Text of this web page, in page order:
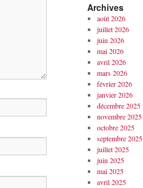
Archives
août 2026
juillet 2026
juin 2026
mai 2026
avril 2026
mars 2026
février 2026
janvier 2026
décembre 2025
novembre 2025
octobre 2025
septembre 2025
juillet 2025
juin 2025
mai 2025
avril 2025